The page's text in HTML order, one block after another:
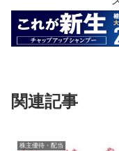
関連記事
株主優待・配当